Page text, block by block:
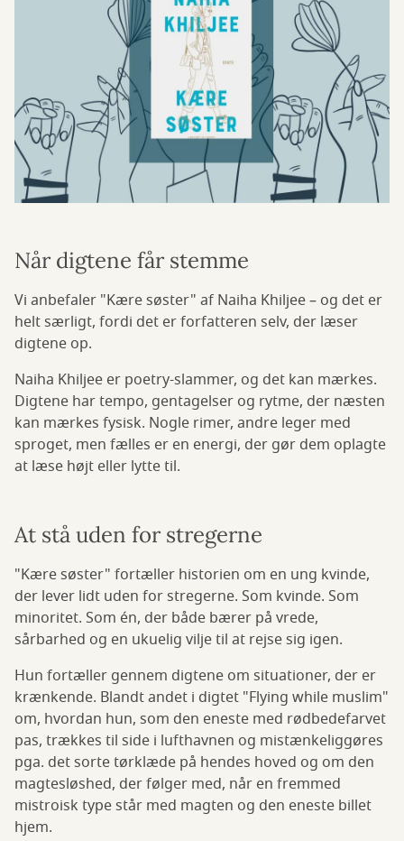
Når digtene får stemme
Vi anbefaler "Kære søster" af Naiha Khiljee – og det er
helt særligt, fordi det er forfatteren selv, der læser
digtene op.
Naiha Khiljee er poetry-slammer, og det kan mærkes.
Digtene har tempo, gentagelser og rytme, der næsten
kan mærkes fysisk. Nogle rimer, andre leger med
sproget, men fælles er en energi, der gør dem oplagte
at læse højt eller lytte til.
At stå uden for stregerne
"Kære søster" fortæller historien om en ung kvinde,
der lever lidt uden for stregerne. Som kvinde. Som
minoritet. Som én, der både bærer på vrede,
sårbarhed og en ukuelig vilje til at rejse sig igen.
Hun fortæller gennem digtene om situationer, der er
krænkende. Blandt andet i digtet "Flying while muslim"
om, hvordan hun, som den eneste med rødbedefarvet
pas, trækkes til side i lufthavnen og mistænkeliggøres
pga. det sorte tørklæde på hendes hoved og om den
magtesløshed, der følger med, når en fremmed
mistroisk type står med magten og den eneste billet
hjem.